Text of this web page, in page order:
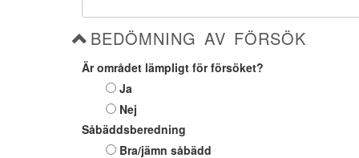
BEDÖMNING AV FÖRSÖK
Är området lämpligt för försöket?
Ja
Nej
Såbäddsberedning
Bra/jämn såbädd